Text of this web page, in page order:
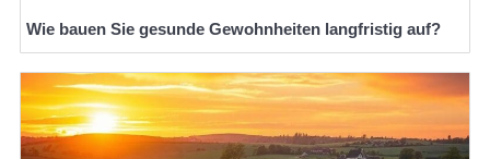
Wie bauen Sie gesunde Gewohnheiten langfristig auf?